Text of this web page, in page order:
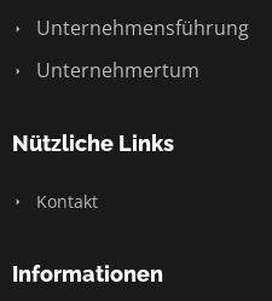
Unternehmensführung
Unternehmertum
Nützliche Links
Kontakt
Informationen